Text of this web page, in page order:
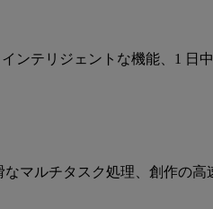
ンテリジェントな機能、1 日
マルチタスク処理、創作の高